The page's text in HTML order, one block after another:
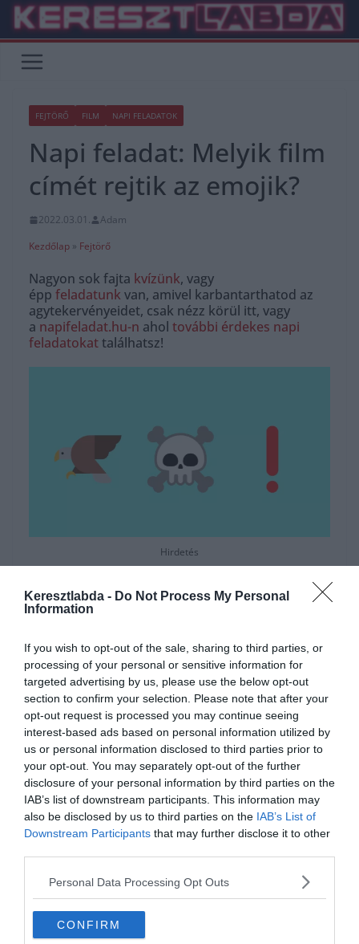
Keresztlabda - Do Not Process My Personal
Information
If you wish to opt-out of the sale, sharing to third parties, or
processing of your personal or sensitive information for
targeted advertising by us, please use the below opt-out
section to confirm your selection. Please note that after your
opt-out request is processed you may continue seeing
interest-based ads based on personal information utilized by
us or personal information disclosed to third parties prior to
your opt-out. You may separately opt-out of the further
disclosure of your personal information by third parties on the
IAB’s list of downstream participants. This information may
also be disclosed by us to third parties on the IAB’s List of
Downstream Participants that may further disclose it to other
Personal Data Processing Opt Outs
CONFIRM
Skip
content
FEJTÖRŐ FILM NAPI FELADATOK
Napi feladat: Melyik film
címét rejtik az emojik?
2022.03.01.
Adam
Kezdőlap » Fejtörő
Nagyon sok fajta kvízünk, vagy
épp feladatunk van, amivel karbantarthatod az
agytekervényeidet, csak nézz körül itt, vagy
a napifeladat.hu-n ahol további érdekes napi
feladatokattalálhatsz!
Hirdetés
Melyik film címét rejtik az
emojik?
Kémek a Sasfészekben
A Sólyom végveszélyben